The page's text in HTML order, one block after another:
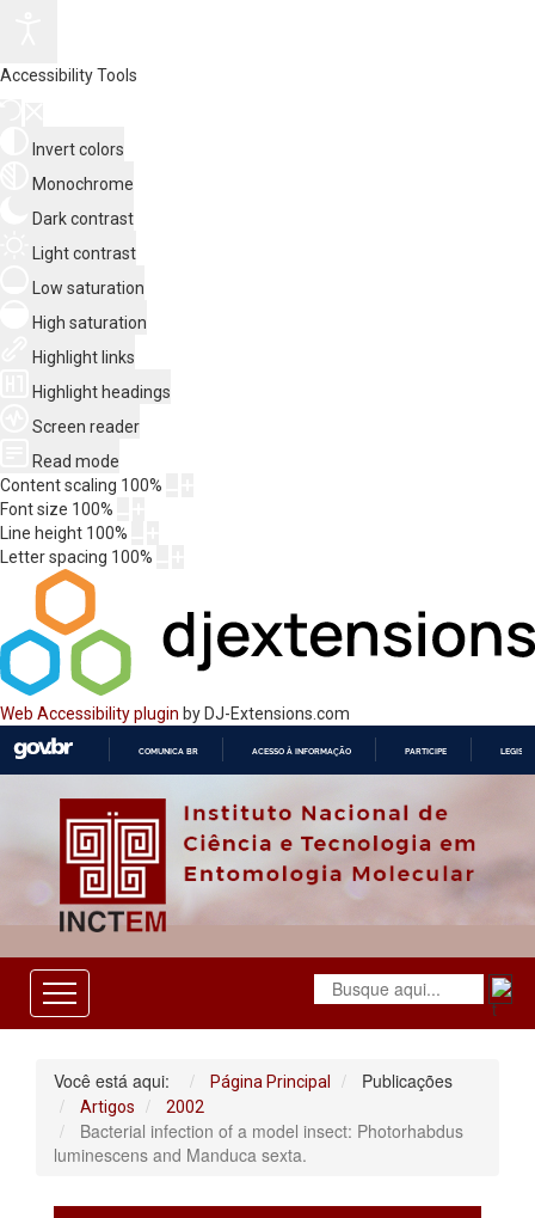
Accessibility Tools
Invert colors
Monochrome
Dark contrast
Light contrast
Low saturation
High saturation
Highlight links
Highlight headings
Screen reader
Read mode
Content scaling 100%
Font size 100%
Line height 100%
Letter spacing 100%
Web Accessibility plugin by DJ-Extensions.com
O
COMUNICA BR ACESSO À INFORMAÇÃO PARTICIPE
Você está aqui: Página Principal Publicações
Artigos 2002
Bacterial infection of a model insect: Photorhabdus
luminescens and Manduca sexta.